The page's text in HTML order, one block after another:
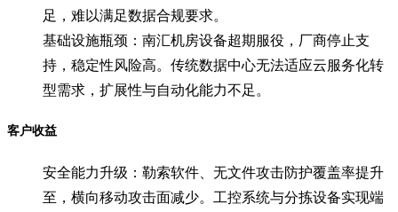
足，难以满足数据合规要求。
基础设施瓶颈：南汇机房设备超期服役，厂商停止支
持，稳定性风险高。传统数据中心无法适应云服务化转
型需求，扩展性与自动化能力不足。
客户收益
安全能力升级：勒索软件、无文件攻击防护覆盖率提升
至，横向移动攻击面减少。工控系统与分拣设备实现端